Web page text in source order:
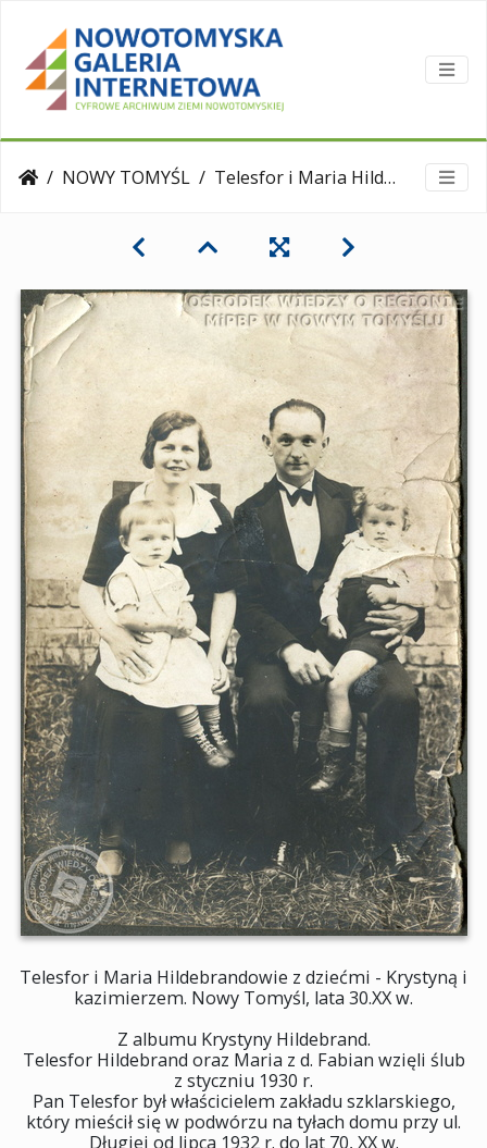
NOWY TOMYŚL Telesfor i Maria Hildebrandowie z dziećmi - Krystyną i kazimierzem. Nowy Tomyśl, lata 30.XX w.
Telesfor i Maria Hildebrandowie z dziećmi - Krystyną i
kazimierzem. Nowy Tomyśl, lata 30.XX w.
Z albumu Krystyny Hildebrand.
Telesfor Hildebrand oraz Maria z d. Fabian wzięli ślub
z styczniu 1930 r.
Pan Telesfor był właścicielem zakładu szklarskiego,
który mieścił się w podwórzu na tyłach domu przy ul.
Długiej od lipca 1932 r. do lat 70, XX w.